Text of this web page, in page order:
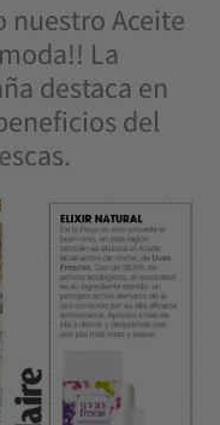
nuestro Aceite
La
destaca en
del